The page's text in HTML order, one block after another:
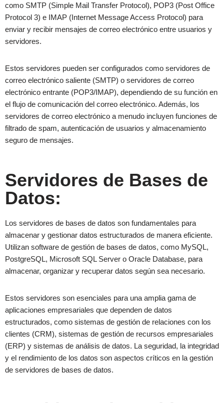
como SMTP (Simple Mail Transfer Protocol), POP3 (Post Office
Protocol 3) e IMAP (Internet Message Access Protocol) para
enviar y recibir mensajes de correo electrónico entre usuarios y
servidores.
Estos servidores pueden ser configurados como servidores de
correo electrónico saliente (SMTP) o servidores de correo
electrónico entrante (POP3/IMAP), dependiendo de su función en
el flujo de comunicación del correo electrónico. Además, los
servidores de correo electrónico a menudo incluyen funciones de
filtrado de spam, autenticación de usuarios y almacenamiento
seguro de mensajes.
Servidores de Bases de
Datos:
Los servidores de bases de datos son fundamentales para
almacenar y gestionar datos estructurados de manera eficiente.
Utilizan software de gestión de bases de datos, como MySQL,
PostgreSQL, Microsoft SQL Server o Oracle Database, para
almacenar, organizar y recuperar datos según sea necesario.
Estos servidores son esenciales para una amplia gama de
aplicaciones empresariales que dependen de datos
estructurados, como sistemas de gestión de relaciones con los
clientes (CRM), sistemas de gestión de recursos empresariales
(ERP) y sistemas de análisis de datos. La seguridad, la integridad
y el rendimiento de los datos son aspectos críticos en la gestión
de servidores de bases de datos.